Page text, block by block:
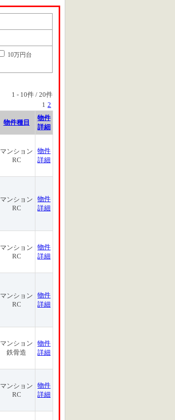
10万円台
1 - 10件 / 20件
1 2
物件種目
物件
詳細
マンション
RC
物件
詳細
マンション
RC
物件
詳細
マンション
RC
物件
詳細
マンション
RC
物件
詳細
マンション
鉄骨造
物件
詳細
マンション
RC
物件
詳細